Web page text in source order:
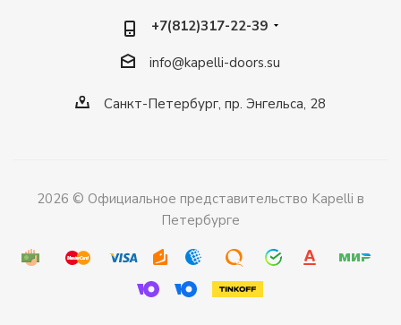
+7(812)317-22-39
info@kapelli-doors.su
Санкт-Петербург, пр. Энгельса, 28
2026 © Официальное представительство Kapelli в
Петербурге